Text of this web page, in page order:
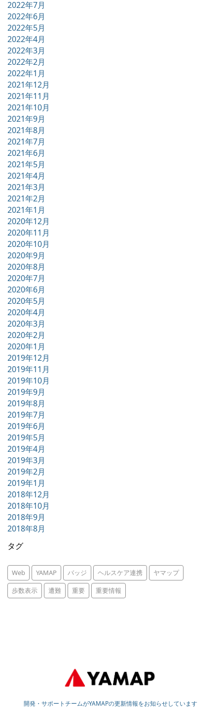
2022年7月
2022年6月
2022年5月
2022年4月
2022年3月
2022年2月
2022年1月
2021年12月
2021年11月
2021年10月
2021年9月
2021年8月
2021年7月
2021年6月
2021年5月
2021年4月
2021年3月
2021年2月
2021年1月
2020年12月
2020年11月
2020年10月
2020年9月
2020年8月
2020年7月
2020年6月
2020年5月
2020年4月
2020年3月
2020年2月
2020年1月
2019年12月
2019年11月
2019年10月
2019年9月
2019年8月
2019年7月
2019年6月
2019年5月
2019年4月
2019年3月
2019年2月
2019年1月
2018年12月
2018年10月
2018年9月
2018年8月
タグ
Web YAMAP バッジ ヘルスケア連携
ヤマップ
歩数表示
遭難 重要 重要情報
開発・サポートチームがYAMAPの更新情報をお知らせしています